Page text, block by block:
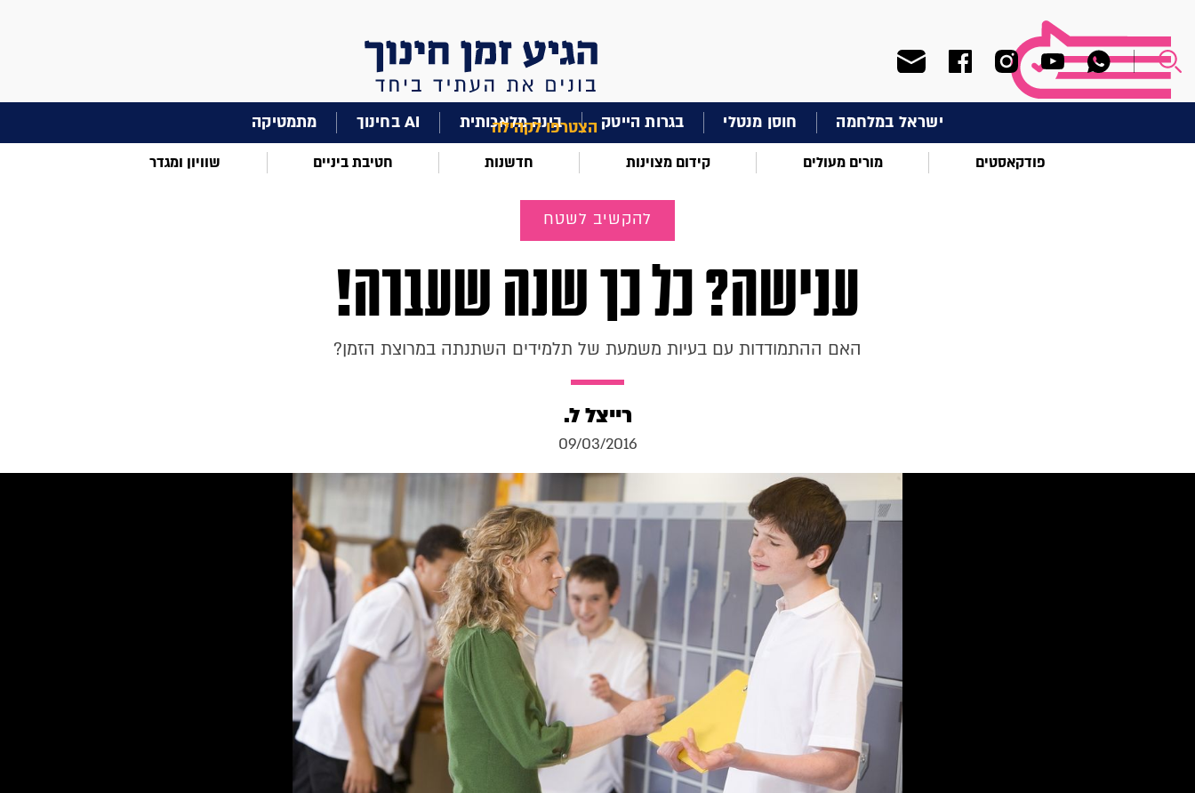
הצטרפו לקהילה ישראל במלחמה חוסן מנטלי בגרות הייטק בינה מלאכותית AI בחינוך מתמטיקה
פודקאסטים מורים מעולים קידום מצוינות חדשנות חטיבת ביניים שוויון ומגדר
להקשיב לשטח
ענישה? כל כך שנה שעברה!
האם ההתמודדות עם בעיות משמעת של תלמידים השתנתה במרוצת הזמן?
רייצל ל.
09/03/2016